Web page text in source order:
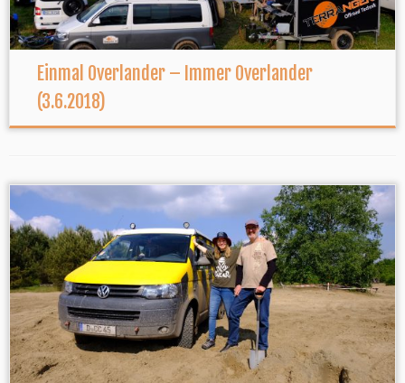
Einmal Overlander – Immer Overlander
(3.6.2018)